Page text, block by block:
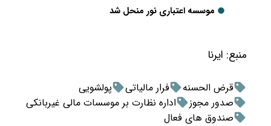
موسسه اعتباری نور منحل شد
منبع: ایرنا
قرض الحسنه فرار مالیاتی
پولشویی
صدور مجوز
اداره نظارت بر موسسات مالی غیربانکی
صندوق های فعال